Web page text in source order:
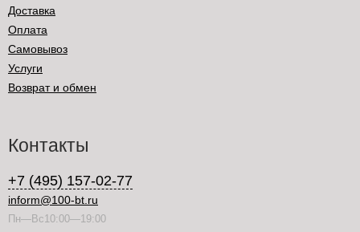
Доставка
Оплата
Самовывоз
Услуги
Возврат и обмен
Контакты
+7 (495) 157-02-77
inform@100-bt.ru
Пн—Вс10:00—19:00